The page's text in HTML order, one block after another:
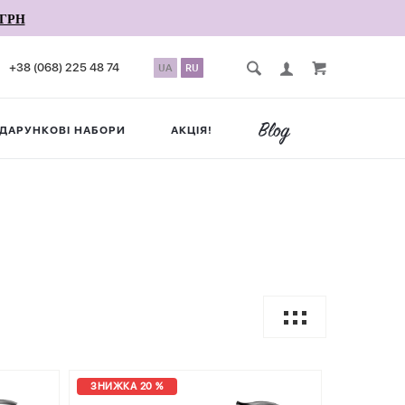
+38 (068) 225 48 74 UA RU
НАБОРИ АКЦІЯ!
ЗНИЖКА 20 %